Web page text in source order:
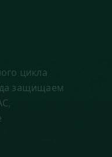
цикла
защищаем